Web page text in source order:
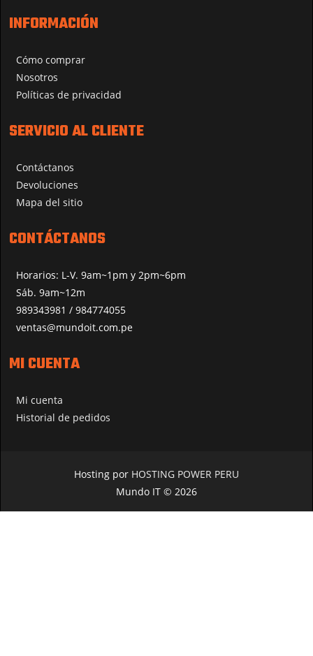
INFORMACIÓN
Cómo comprar
Nosotros
Políticas de privacidad
SERVICIO AL CLIENTE
Contáctanos
Devoluciones
Mapa del sitio
CONTÁCTANOS
Horarios: L-V. 9am~1pm y 2pm~6pm
Sáb. 9am~12m
989343981 / 984774055
ventas@mundoit.com.pe
MI CUENTA
Mi cuenta
Historial de pedidos
Hosting por HOSTING POWER PERU
Mundo IT © 2026